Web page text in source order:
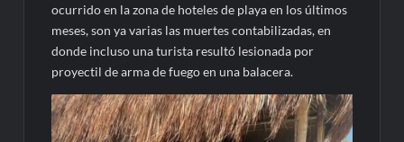
ocurrido en la zona de hoteles de playa en los últimos
meses, son ya varias las muertes contabilizadas, en
donde incluso una turista resultó lesionada por
proyectil de arma de fuego en una balacera.